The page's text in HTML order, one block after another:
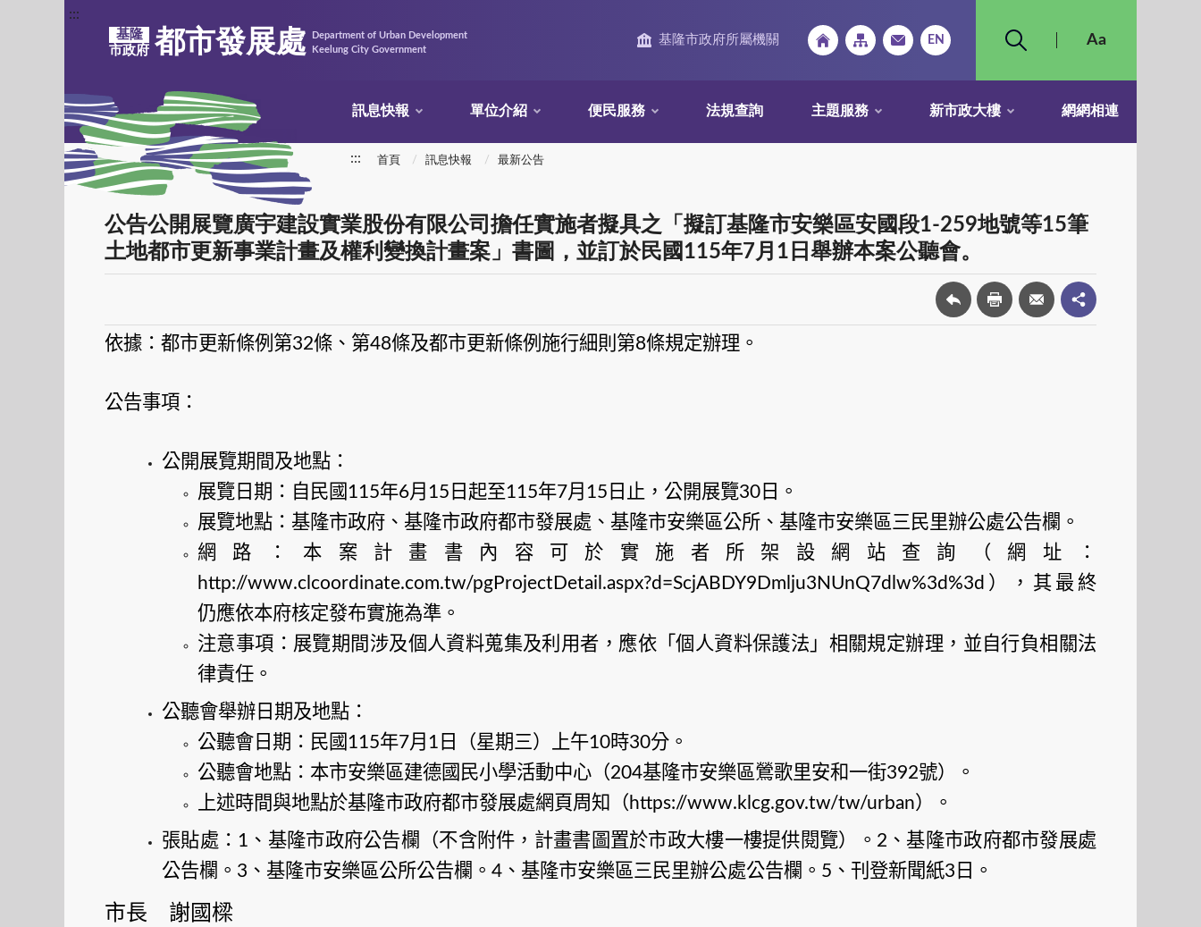
:::
基隆
市政府 都市發展處
Department of Urban Development
Keelung City Government
基隆市政府所屬機關
訊息快報 單位介紹 便民服務 法規查詢 主題服務 新市政大樓 網網相連
::: 首頁 訊息快報 最新公告
公告公開展覽廣宇建設實業股份有限公司擔任實施者擬具之「擬訂基隆市安樂區安國段1-259地號等15筆
土地都市更新事業計畫及權利變換計畫案」書圖，並訂於民國115年7月1日舉辦本案公聽會。
依據：都市更新條例第32條、第48條及都市更新條例施行細則第8條規定辦理。
公告事項：
公開展覽期間及地點：
展覽日期：自民國 115年6月 15 日起至115年7月 15 日止，公開展覽30 日。
展覽地點：基隆市政府、基隆市政府都市發展處、基隆市安樂區公所、基隆市安樂區三民里辦公處公告欄。
網路：本案計畫書內容可於實施者所架設網站查詢（網址：
http://www.clcoordinate.com.tw/pgProjectDetail.aspx?d=ScjABDY9Dmlju3NUnQ7dlw%3d%3d ），其最終
仍應依本府核定發布實施為準。
注意事項：展覽期間涉及個人資料蒐集及利用者，應依「個人資料保護法」相關規定辦理，並自行負相關法
律責任。
公聽會舉辦日期及地點：
公聽會日期：民國 115年7月 1 日（星期三）上午10時30分。
公聽會地點：本市安樂區建德國民小學活動中心（204基隆市安樂區鶯歌里安和一街392號）。
上述時間與地點於基隆市政府都市發展處網頁周知（ https://www.klcg.gov.tw/tw/urban）。
張貼處： 1 、基隆市政府公告欄（不含附件，計畫書圖置於市政大樓一樓提供閱覽）。 2 、基隆市政府都市發展處
公告欄。 3 、基隆市安樂區公所公告欄。 4 、基隆市安樂區三民里辦公處公告欄。 5 、刊登新聞紙3 日。
市長 謝國樑